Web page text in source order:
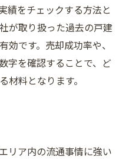
績をチェックする方法と
が取り扱った過去の戸建
効です。売却成功率や、
字を確認することで、ど
材料となります。
リア内の流通事情に強い